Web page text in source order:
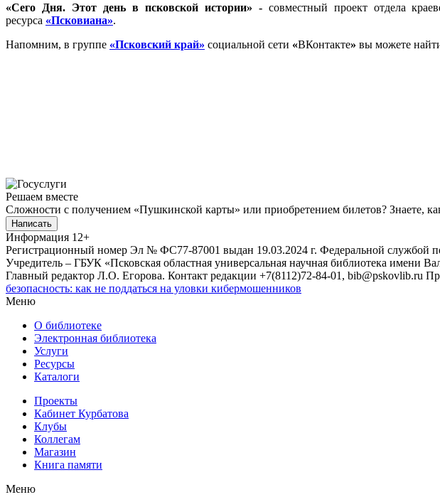
«Сего Дня. Этот день в псковской истории» - совместный проект отдела
ресурса «Псковиана».
Напомним, в группе «Псковский край» социальной сети «ВКонтакте» вы можете
Решаем вместе
Сложности с получением «Пушкинской карты» или приобретением билетов? Знаете,
Написать
Информация 12+
Регистрационный номер Эл № ФС77-87001 выдан 19.03.2024 г. Федеральной службой
Учредитель – ГБУК «Псковская областная универсальная научная библиотека имени
Главный редактор Л.О. Егорова. Контакт редакции +7(8112)72-84-01, bib@pskovlib.ru
безопасность: как не поддаться на уловки кибермошенников
Меню
О библиотеке
Электронная библиотека
Услуги
Ресурсы
Каталоги
Проекты
Кабинет Курбатова
Клубы
Коллегам
Магазин
Книга памяти
Меню